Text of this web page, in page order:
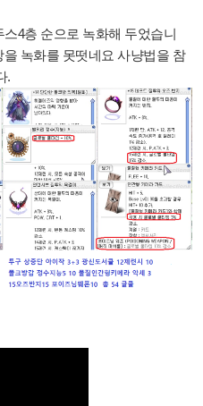
4층 순으로 녹화해 두었습니
녹화를 못떳네요 사냥법을 참
.